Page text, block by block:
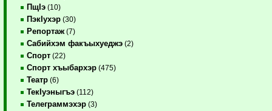
ПщIэ (10)
ПэкIухэр (30)
Репортаж (7)
Сабийхэм факъыхуеджэ (2)
Спорт (22)
Спорт хъыбархэр (475)
Театр (6)
ТекIуэныгъэ (112)
Телеграммэхэр (3)